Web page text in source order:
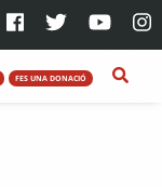
FES UNA DONACIÓ